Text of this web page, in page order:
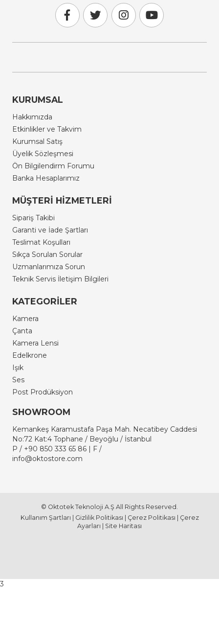
KURUMSAL
Hakkımızda
Etkinlikler ve Takvim
Kurumsal Satış
Üyelik Sözleşmesi
Ön Bilgilendirm Forumu
Banka Hesaplarımız
MÜŞTERI HIZMETLERI
Sipariş Takibi
Garanti ve İade Şartları
Teslimat Koşulları
Sıkça Sorulan Sorular
Uzmanlarımıza Sorun
Teknik Servis İletişim Bilgileri
KATEGORİLER
Kamera
Çanta
Kamera Lensi
Edelkrone
Işık
Ses
Post Prodüksiyon
SHOWROOM
Kemankeş Karamustafa Paşa Mah. Necatibey Caddesi
No:72 Kat:4 Tophane / Beyoğlu / İstanbul
P / +90 850 333 65 86 | F /
info@oktostore.com
© Oktotek Teknoloji A.Ş All Rights Reserved.
Kullanım Şartları
Gizlilik Politikası Çerez Politikası
Çerez
Ayarları
Site Haritası
3